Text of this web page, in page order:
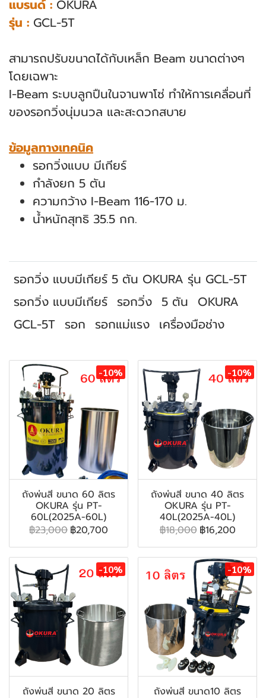
แบรนด์ : OKURA
รุ่น : GCL-5T
สามารถปรับขนาดได้กับเหล็ก Beam ขนาดต่างๆ
โดยเฉพาะ
I-Beam ระบบลูกปืนในจานพาโซ่ ทําให้การเคลื่อนที่
ของรอกวิ่งนุ่มนวล และสะดวกสบาย
ข้อมูลทางเทคนิค
รอกวิ่งแบบ มีเกียร์
กำลังยก 5 ตัน
ความกว้าง I-Beam 116-170 ม.
น้ำหนักสุทธิ 35.5 กก.
รอกวิ่ง แบบมีเกียร์ 5 ตัน OKURA รุ่น GCL-5T
รอกวิ่ง แบบมีเกียร์ รอกวิ่ง 5 ตัน OKURA
GCL-5T รอก รอกแม่แรง เครื่องมือช่าง
-10%
ถังพ่นสี ขนาด 60 ลิตร
OKURA รุ่น PT-
60L(2025A-60L)
฿23,000 ฿20,700
-10%
ถังพ่นสี ขนาด 40 ลิตร
OKURA รุ่น PT-
40L(2025A-40L)
฿18,000 ฿16,200
-10%
ถังพ่นสี ขนาด 20 ลิตร
-10%
ถังพ่นสี ขนาด10 ลิตร